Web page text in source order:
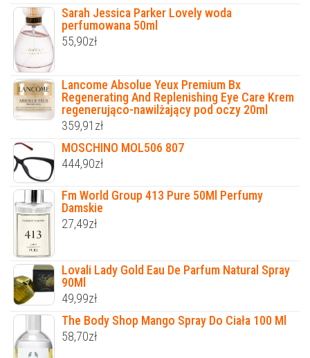
Sarah Jessica Parker Lovely woda
perfumowana 50ml
55,90zł
Lancome Absolue Yeux Premium Bx
Regenerating And Replenishing Eye Care Krem
regenerująco-nawilżający pod oczy 20ml
359,91 zł
MOSCHINO MOL506 807
444,90zł
Fm World Group 413 Pure 50Ml Perfumy
Damskie
27,49zł
Lovali Lady Gold Eau De Parfum Natural Spray
90Ml
49,99zł
The Body Shop Mango Spray Do Ciała 100 Ml
58,70zł